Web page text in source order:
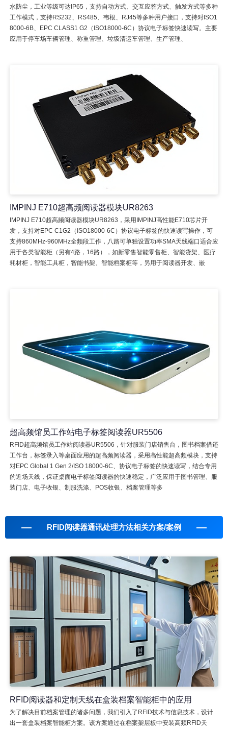
水防尘，工业等级可达IP65，支持自动方式、交互应答方式、触发方式等多种
工作模式，支持RS232、RS485、韦根、RJ45等多种用户接口，支持对ISO1
8000-6B、EPC CLASS1 G2（ISO18000-6C）协议电子标签快速读写。主要
应用于停车场车辆管理、称重管理、垃圾清运车管理、生产管理、
IMPINJ E710超高频阅读器模块UR8263
IMPINJ E710超高频阅读器模块UR8263，采用IMPINJ高性能E710芯片开
发，支持对EPC C1G2（ISO18000-6C）协议电子标签的快速读写操作，可
支持860MHz-960MHz全频段工作，八路可单独设置功率SMA天线端口适合应
用于各类智能柜（另有4路，16路），如新零售智能零售柜、智能货架、医疗
耗材柜，智能工具柜，智能书架、智能档案柜等，另用于阅读器开发、嵌
超高频馆员工作站电子标签阅读器UR5506
RFID超高频馆员工作站阅读器UR5506，针对服装门店销售台，图书档案借还
工作台，标签录入等桌面应用的超高频阅读器，采用高性能超高频模块，支持
对EPC Global 1 Gen 2/ISO 18000-6C、协议电子标签的快速读写，结合专用
的近场天线，保证桌面电子标签阅读器的快速稳定，广泛应用于图书管理、服
装门店、电子收银、制服洗涤、POS收银、档案管理等多
RFID阅读器通讯处理方法相关方案/案例
RFID阅读器和定制天线在盒装档案智能柜中的应用
为了解决目前档案管理的诸多问题，我们引入了RFID技术与信息技术，设计
出一套盒装档案智能柜方案。该方案通过在档案架层板中安装高频RFID天